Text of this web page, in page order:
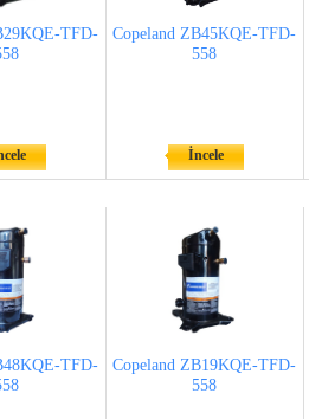
TFD-
Copeland ZB45KQE-TFD-
558
İncele
TFD-
Copeland ZB19KQE-TFD-
558